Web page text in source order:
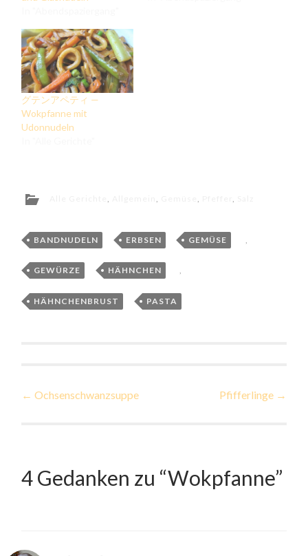
グテンアペティ —
Wokpfanne mit
Udonnudeln
Alle Gerichte, Allgemein, Gemüse, Pfeffer,
BANDNUDELN , ERBSEN , GEMÜSE
GEWÜRZE , HÄHNCHEN ,
HÄHNCHENBRUST , PASTA
Beitragsnavigation
← Ochsenschwanzsuppe Pfifferlinge →
4 Gedanken zu “Wokpfanne”